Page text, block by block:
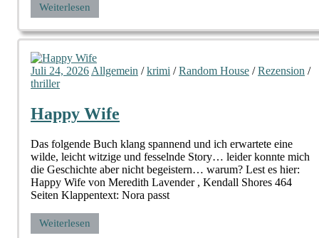
Weiterlesen
Juli 24, 2026Allgemein /krimi /Random House /Rezension /
thriller
Happy Wife
Das folgende Buch klang spannend und ich erwartete eine
wilde, leicht witzige und fesselnde Story… leider konnte mich
die Geschichte aber nicht begeistern… warum? Lest es hier:
Happy Wife von Meredith Lavender , Kendall Shores 464
Seiten Klappentext: Nora passt
Weiterlesen